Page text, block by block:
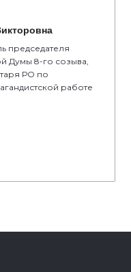
председателя
Думы 8-го созыва,
РО по
работе